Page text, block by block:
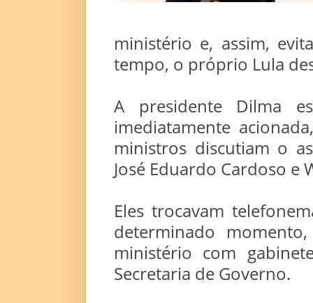
ministério e, assim,
tempo, o próprio Lula
A presidente Dilma
imediatamente
ministros discutiam o
José Eduardo Cardoso e
Eles trocavam
determinado
ministério com
Secretaria de Governo.